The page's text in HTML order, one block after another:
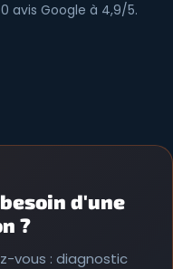
avis Google à 4,9/5.
d'une
?
vous : diagnostic